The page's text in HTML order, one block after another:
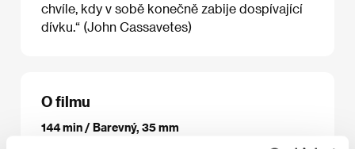
chvíle, kdy v sobě konečně zabije dospívající
dívku.“ (John Cassavetes)
O filmu
144 min / Barevný, 35 mm